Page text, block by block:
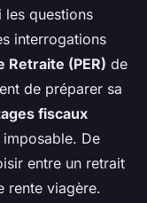
les questions
interrogations
Retraite (PER) de
de préparer sa
fiscaux
De
entre un retrait
rente viagère.